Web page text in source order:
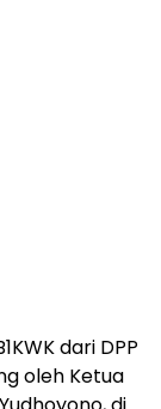
dari DPP
oleh Ketua